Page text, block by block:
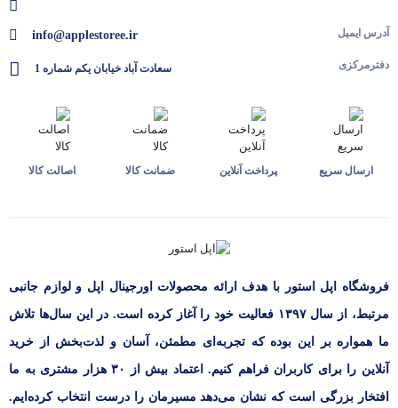
آدرس ایمیل
دفترمرکزی
info@applestoree.ir
سعادت آباد خیابان یکم شماره 1
ارسال سریع پرداخت آنلاین ضمانت کالا اصالت کالا
فروشگاه اپل استور با هدف ارائه‌ محصولات اورجینال اپل و لوازم جانبی
مرتبط، از سال ۱۳۹۷ فعالیت خود را آغاز کرده است. در این سال‌ها تلاش
ما همواره بر این بوده که تجربه‌ای مطمئن، آسان و لذت‌بخش از خرید
آنلاین را برای کاربران فراهم کنیم. اعتماد بیش از ۳۰ هزار مشتری به ما
افتخار بزرگی است که نشان می‌دهد مسیرمان را درست انتخاب کرده‌ایم.